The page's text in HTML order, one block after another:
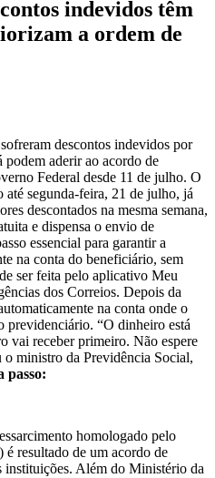
indevidos têm
a ordem de
descontos indevidos por
podem aderir ao acordo de
Federal desde 11 de julho. O
segunda-feira, 21 de julho, já
descontados na mesma semana,
e dispensa o envio de
essencial para garantir a
na conta do beneficiário, sem
ser feita pelo aplicativo Meu
dos Correios. Depois da
na conta onde o
previdenciário. “O dinheiro está
vai receber primeiro. Não espere
ministro da Previdência Social,
passo:
homologado pelo
resultado de um acordo de
instituições. Além do Ministério da